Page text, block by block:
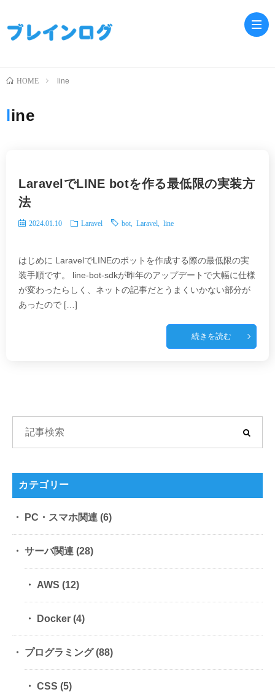
HOME line
line
LaravelでLINE botを作る最低限の実装方
法
2024.01.10 Laravel bot Laravel line
はじめに LaravelでLINEのボットを作成する際の最低限の実
装手順です。 line-bot-sdkが昨年のアップデートで大幅に仕様
が変わったらしく、ネットの記事だとうまくいかない部分が
あったので […]
続きを読む
カテゴリー
PC・スマホ関連 (6)
サーバ関連 (28)
AWS (12)
Docker (4)
プログラミング(88)
CSS (5)